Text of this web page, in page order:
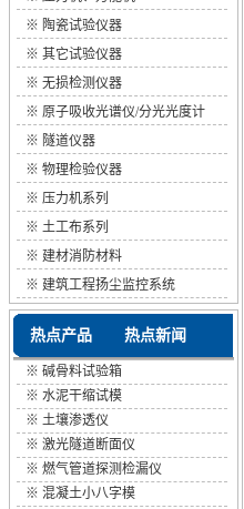
※ 陶瓷试验仪器
※ 其它试验仪器
※ 无损检测仪器
※ 原子吸收光谱仪/分光光度计
※ 隧道仪器
※ 物理检验仪器
※ 压力机系列
※ 土工布系列
※ 建材消防材料
※ 建筑工程扬尘监控系统
热点产品 热点新闻
※ 碱骨料试验箱
※ 水泥干缩试模
※ 土壤渗透仪
※ 激光隧道断面仪
※ 燃气管道探测检漏仪
※ 混凝土小八字模